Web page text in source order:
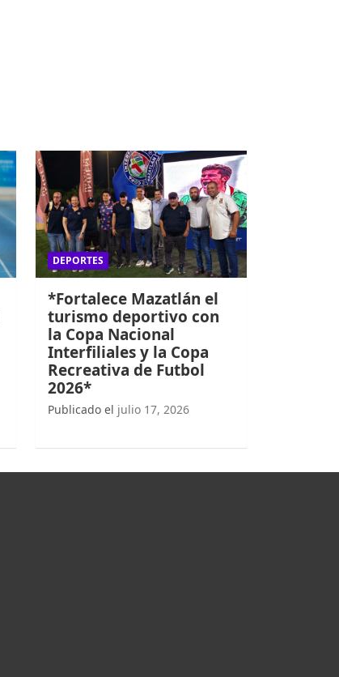
DEPORTES
*Fortalece Mazatlán el
turismo deportivo con
la Copa Nacional
Interfiliales y la Copa
Recreativa de Futbol
2026*
Publicado el julio 17, 2026